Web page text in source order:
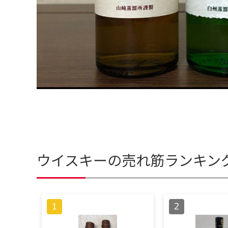
ウイスキーの売れ筋ランキン